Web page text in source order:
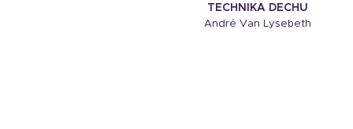
TECHNIKA DECHU
André Van Lysebeth